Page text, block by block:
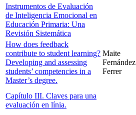
Instrumentos de Evaluación
de Inteligencia Emocional en
Educación Primaria: Una
Revisión Sistemática
How does feedback
contribute to student learning?
Developing and assessing
students’ competencies in a
Master’s degree.
Maite
Fernández
Ferrer
Capítulo III. Claves para una
evaluación en línia.